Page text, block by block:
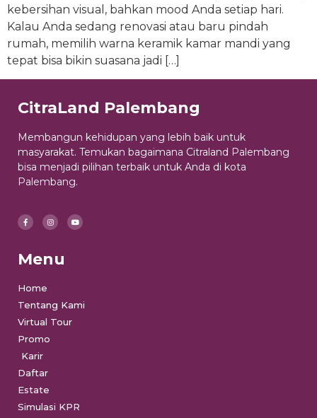
kebersihan visual, bahkan mood Anda setiap hari.
Kalau Anda sedang renovasi atau baru pindah
rumah, memilih warna keramik kamar mandi yang
tepat bisa bikin suasana jadi […]
CitraLand Palembang
Membangun kehidupan yang lebih baik untuk
masyarakat. Temukan bagaimana Citraland Palembang
bisa menjadi pilihan terbaik untuk Anda di kota
Palembang.
Menu
Home
Tentang Kami
Virtual Tour
Promo
Karir
Daftar
Estate
Simulasi KPR